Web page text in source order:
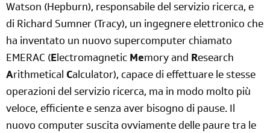
Watson (Hepburn), responsabile del servizio ricerca, e
di Richard Sumner (Tracy), un ingegnere elettronico che
ha inventato un nuovo supercomputer chiamato
EMERAC (Electromagnetic Memory and Research
Arithmetical Calculator), capace di effettuare le stesse
operazioni del servizio ricerca, ma in modo molto più
veloce, efficiente e senza aver bisogno di pause. Il
nuovo computer suscita ovviamente delle paure tra le